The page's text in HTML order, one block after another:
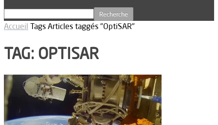
Accueil Tags Articles taggés "OptiSAR"
TAG: OPTISAR